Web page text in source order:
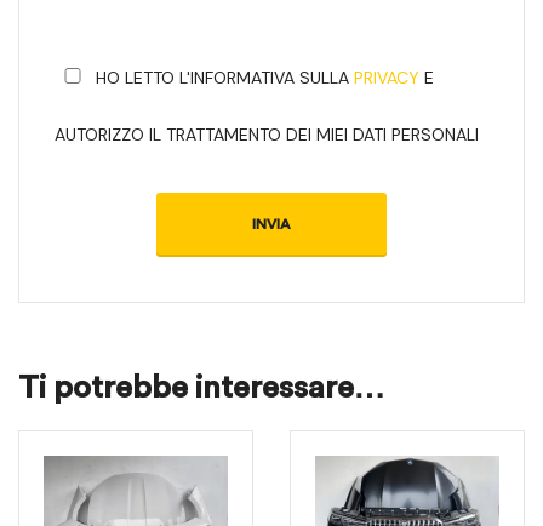
HO LETTO L'INFORMATIVA SULLA PRIVACY E
AUTORIZZO IL TRATTAMENTO DEI MIEI DATI PERSONALI
Ti potrebbe interessare…